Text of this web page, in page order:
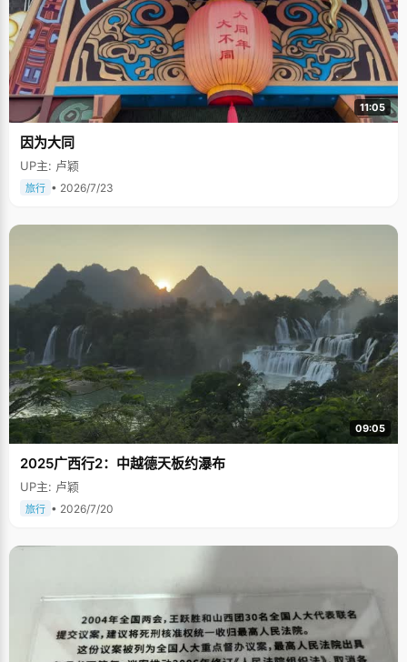
11:05
因为大同
UP主: 卢颖
旅行 • 2026/7/23
09:05
2025广西行2：中越德天板约瀑布
UP主: 卢颖
旅行 • 2026/7/20